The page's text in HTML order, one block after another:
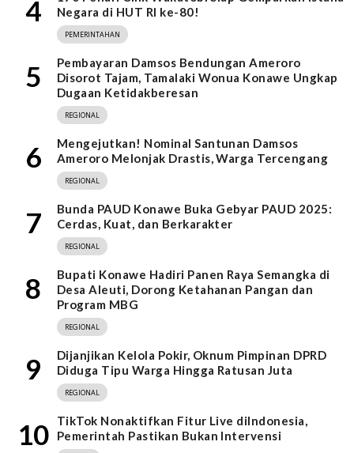
4
Negara di HUT RI ke-80!
PEMERINTAHAN
5
Pembayaran Damsos Bendungan Ameroro
Disorot Tajam, Tamalaki Wonua Konawe Ungkap
Dugaan Ketidakberesan
REGIONAL
6
Mengejutkan! Nominal Santunan Damsos
Ameroro Melonjak Drastis, Warga Tercengang
REGIONAL
7
Bunda PAUD Konawe Buka Gebyar PAUD 2025:
Cerdas, Kuat, dan Berkarakter
REGIONAL
8
Bupati Konawe Hadiri Panen Raya Semangka di
Desa Aleuti, Dorong Ketahanan Pangan dan
Program MBG
REGIONAL
9
Dijanjikan Kelola Pokir, Oknum Pimpinan DPRD
Diduga Tipu Warga Hingga Ratusan Juta
REGIONAL
10
TikTok Nonaktifkan Fitur Live diIndonesia,
Pemerintah Pastikan Bukan Intervensi